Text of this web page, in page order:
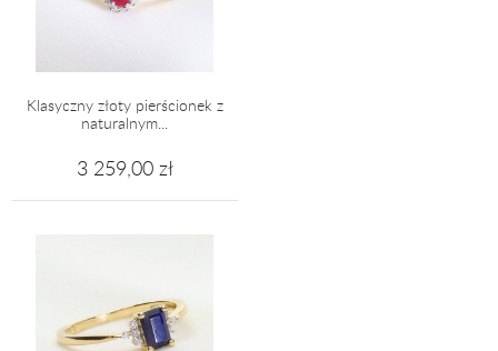
Klasyczny złoty pierścionek z
naturalnym...
3 259,00 zł